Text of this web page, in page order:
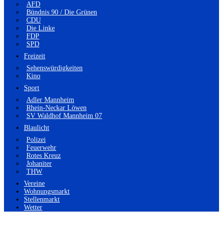
AFD
Bündnis 90 / Die Grünen
CDU
Die Linke
FDP
SPD
Freizeit
Sehenswürdigkeiten
Kino
Sport
Adler Mannheim
Rhein-Neckar Löwen
SV Waldhof Mannheim 07
Blaulicht
Polizei
Feuerwehr
Rotes Kreuz
Johaniter
THW
Vereine
Wohnungsmarkt
Stellenmarkt
Wetter